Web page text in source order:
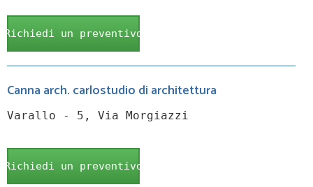
Richiedi un preventivo
Canna arch. carlostudio di architettura
Varallo - 5, Via Morgiazzi
Richiedi un preventivo